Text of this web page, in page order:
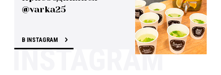
@varka25
В INSTAGRAM